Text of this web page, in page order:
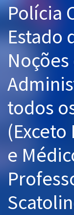
Cursos 20% OFF
Pós
Graduação
OAB
Mentorias
Questões grátis
Conteúdo gratuito
Aprovados
Polícia
Estado
todos
e